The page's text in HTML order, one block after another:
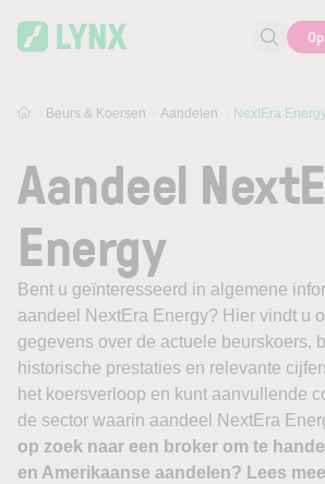
Zoek
Beurs & Koersen Aandelen NextEra
Aandeel
Energy
Bent u geïnteresseerd in algemene
aandeel NextEra Energy? Hier vindt u
gegevens over de actuele beurskoers,
historische prestaties en relevante
het koersverloop en kunt aanvullende
de sector waarin aandeel NextEra
op zoek naar een broker om te
en Amerikaanse aandelen? Lees